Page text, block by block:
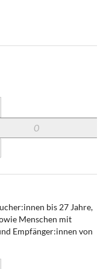
bis 27 Jahre,
Menschen mit
Empfänger:innen von